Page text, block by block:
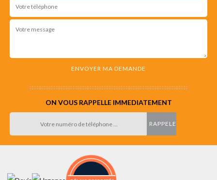
ON VOUS RAPPELLE IMMEDIATEMENT